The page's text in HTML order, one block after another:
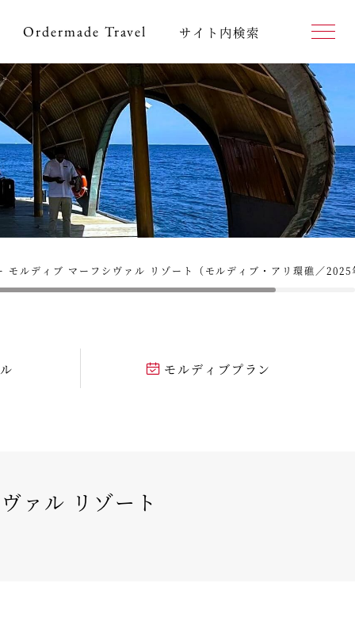
Ordermade Travel サイト内検索
モルディブ マーフシヴァル リゾート（モルディブ・アリ環礁／
モルディブプラン
ァル リゾート